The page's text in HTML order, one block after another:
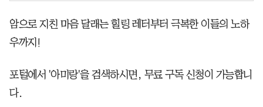
암으로 지친 마음 달래는 힐링 레터부터 극복한 이들의 노하
우까지!
포털에서 '아미랑'을 검색하시면, 무료 구독 신청이 가능합니
다.​